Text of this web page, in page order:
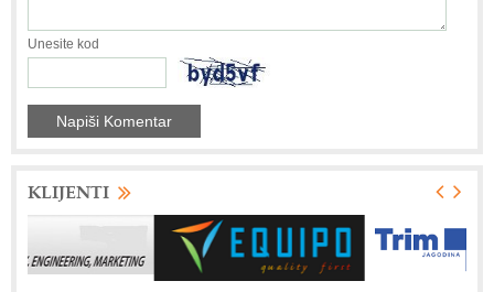
Unesite kod
KLIJENTI